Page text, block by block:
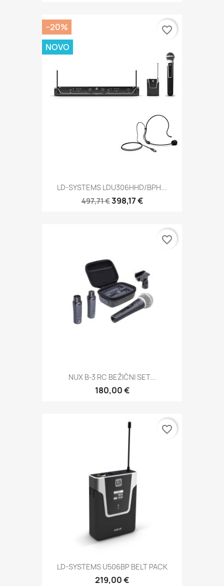
LD-SYSTEMS LDU306HHD/BPH...
497,71 €398,17 €
−20%
NOVO
favorite_border
NUX B-3 RC BEŽIČNI SET...
180,00 €
favorite_border
LD-SYSTEMS U506BP BELT PACK
219,00 €
favorite_border